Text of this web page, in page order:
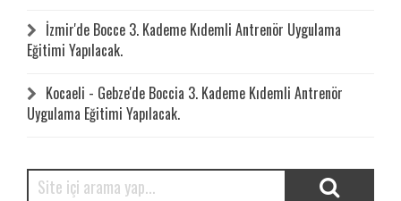
İzmir'de Bocce 3. Kademe Kıdemli Antrenör Uygulama
Eğitimi Yapılacak.
Kocaeli - Gebze'de Boccia 3. Kademe Kıdemli Antrenör
Uygulama Eğitimi Yapılacak.